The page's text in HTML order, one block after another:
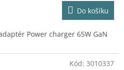
Do košíku
Power charger 65W GaN
Kód: 3010337